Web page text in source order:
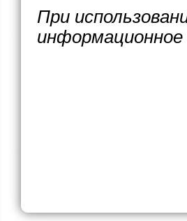
При